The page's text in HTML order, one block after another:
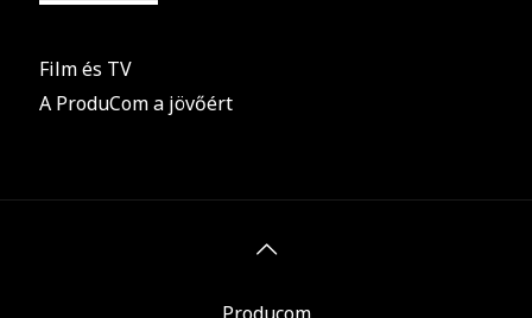
Film és TV
A ProduCom a jövőért
Producom